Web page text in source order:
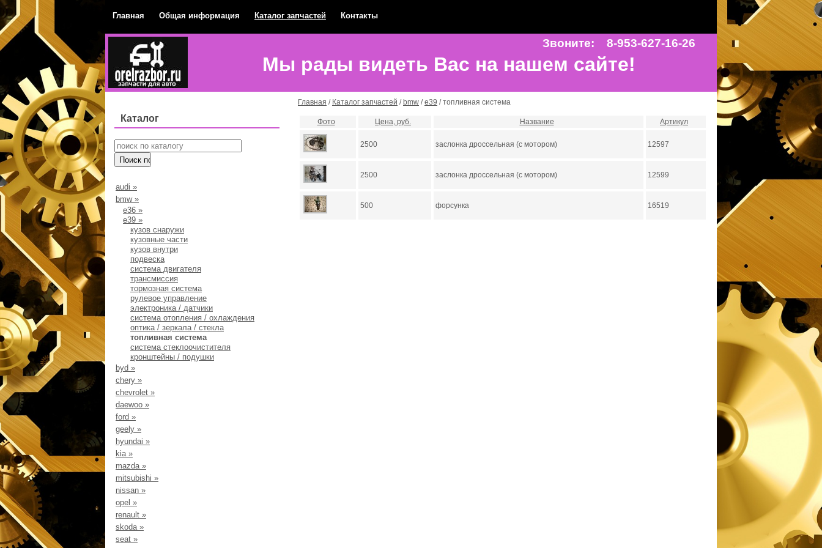
Главная Общая информация Каталог запчастей Контакты
Звоните: 8-953-627-16-26
Мы рады видеть Вас на нашем сайте!
Каталог
audi »
bmw»
e36 »
е39 »
кузов снаружи
кузовные части
кузов внутри
подвеска
система двигателя
трансмиссия
тормозная система
рулевое управление
электроника / датчики
система отопления / охлаждения
оптика / зеркала / стекла
топливная система
система стеклоочистителя
кронштейны / подушки
byd »
chery »
chevrolet »
daewoo »
ford »
geely »
hyundai »
kia»
mazda»
mitsubishi »
nissan »
opel »
renault »
skoda»
seat »
Главная / Каталог запчастей / bmw /е39 / топливная система
Фото Цена, руб. Название Артикул
2500 заслонка дроссельная (с мотором) 12597
2500 заслонка дроссельная (с мотором) 12599
500 форсунка 16519